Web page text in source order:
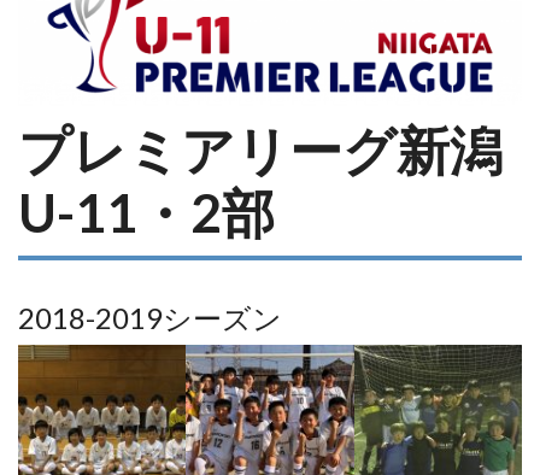
プレミアリーグ新潟
U-11・2部
2018-2019シーズン